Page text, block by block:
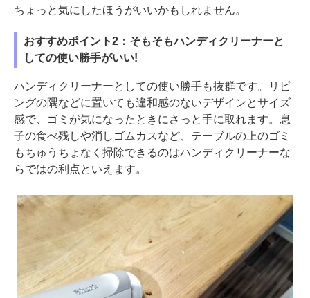
ちょっと気にしたほうがいいかもしれません。
おすすめポイント2：そもそもハンディクリーナーと
しての使い勝手がいい!
ハンディクリーナーとしての使い勝手も抜群です。リビ
ングの隅などに置いても違和感のないデザインとサイズ
感で、ゴミが気になったときにさっと手に取れます。息
子の食べ残しや消しゴムカスなど、テーブルの上のゴミ
もちゅうちょなく掃除できるのはハンディクリーナーな
らではの利点といえます。